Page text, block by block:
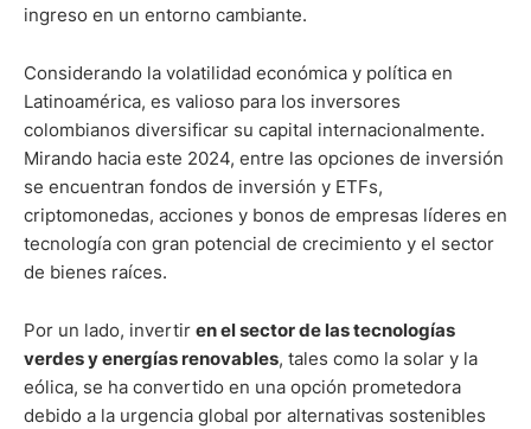
ingreso en un entorno cambiante.
Considerando la volatilidad económica y política en
Latinoamérica, es valioso para los inversores
colombianos diversificar su capital internacionalmente.
Mirando hacia este 2024, entre las opciones de inversión
se encuentran fondos de inversión y ETFs,
criptomonedas, acciones y bonos de empresas líderes en
tecnología con gran potencial de crecimiento y el sector
de bienes raíces.
Por un lado, invertir en el sector de las tecnologías
verdes y energías renovables, tales como la solar y la
eólica, se ha convertido en una opción prometedora
debido a la urgencia global por alternativas sostenibles